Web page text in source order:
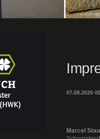
07.08.2026
Marcel